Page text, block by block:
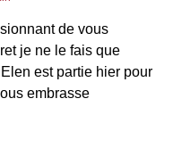
de vous
je ne le fais que
est partie hier pour
embrasse